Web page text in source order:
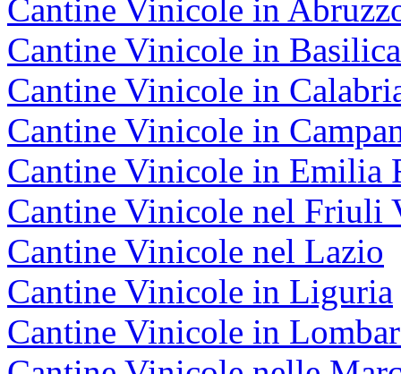
Cantine Vinicole in
Cantine Vinicole in
Cantine Vinicole in
Cantine Vinicole in
Cantine Vinicole in Emilia
Cantine Vinicole nel Friuli
Cantine Vinicole nel Lazio
Cantine Vinicole in Liguria
Cantine Vinicole in